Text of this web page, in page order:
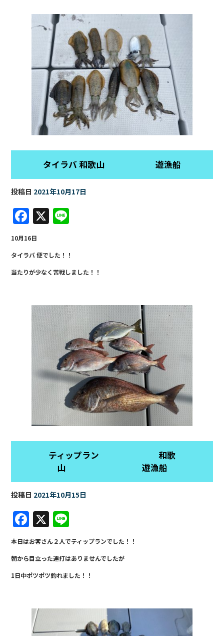
k
タイラバ 和歌山 遊漁船
投稿日 2021年10月17日
F
a
c
e
b
o
k
X
e
10月16日
タイラバ 便でした！！
当たりが少なく苦戦しました！！
ティップラン 和歌
山 遊漁船
投稿日 2021年10月15日
F
a
c
e
b
o
X
n
e
本日はお客さん２人でティップランでした！！
朝から目立った連打はありませんでしたが
1日中ポツポツ釣れました！！